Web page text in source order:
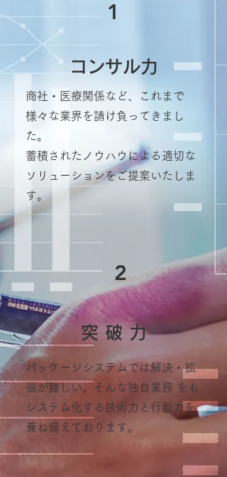
1
コンサル力
商社・医療関係など、これまで
様々な業界を請け負ってきまし
た。
蓄積されたノウハウによる適切な
ソリューションをご提案いたしま
す。
2
突 破 力
パッケージシステムでは解決・拡
張が難しい。そんな独自業務 をも
システム化する技術力と行動力を
兼ね備えております。